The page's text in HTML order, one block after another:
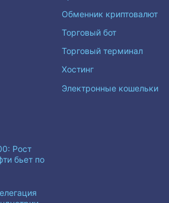
Обменник криптовалют
Торговый бот
Торговый терминал
Хостинг
Электронные кошельки
Рост
бьет по